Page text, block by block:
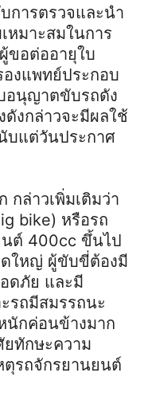
การตรวจและนำ
หมาะสมในการ
ขอต่ออายุใบ
งแพทย์ประกอบ
อนุญาตขับรถดัง
ดังกล่าวจะมีผลใช้
บแต่วันประกาศ
กล่าวเพิ่มเติมว่า
bike) หรือรถ
ต์ 400cc ขึ้นไป
ใหญ่ ผู้ขับขี่ต้องมี
ดภัย และมี
รถมีสมรรถนะ
นักค่อนข้างมาก
ยทักษะความ
ตุรถจักรยานยนต์